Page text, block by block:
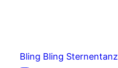
Bling Bling Sternentanz